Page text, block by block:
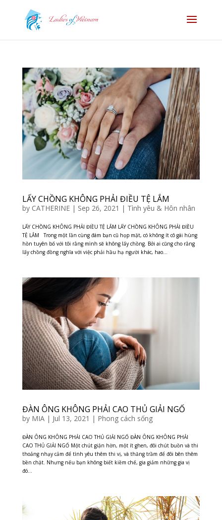
LẤY CHỒNG KHÔNG PHẢI ĐIỀU TỆ LẮM
by CATHERINE| Sep 26, 2021 | Tình yêu & Hôn nhân
LẤY CHỒNG KHÔNG PHẢI ĐIỀU TỆ LẮM LẤY CHỒNG KHÔNG PHẢI ĐIỀU
TỆ LẮM Trong một lần cùng đám bạn cũ họp mặt, có không ít cô gái hùng
hồn tuyên bố với tôi rằng mình sẽ không lấy chồng. Bởi ai cũng cho rằng
lấy chồng đồng nghĩa với việc phải hầu hạ người khác, hao...
ĐÀN ÔNG KHÔNG PHẢI CAO THỦ GIẢI NGỐ
by MIA| Jul 13, 2021 | Phong cách sống
ĐÀN ÔNG KHÔNG PHẢI CAO THỦ GIẢI NGỐ ĐÀN ÔNG KHÔNG PHẢI
CAO THỦ GIẢI NGỐ Một chút giận hờn, một ít ghen, đôi chút buồn và thi
thoảng nhạy cảm để tình yêu thêm thi vị, và thăng trầm để đôi bên thêm
bền chặt. Nhưng nếu bạn không biết kiềm chế, gia giảm những gia vị
đó...